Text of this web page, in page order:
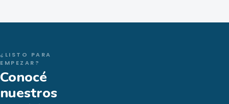
¿LISTO PARA
EMPEZAR?
Conocé
nuestros